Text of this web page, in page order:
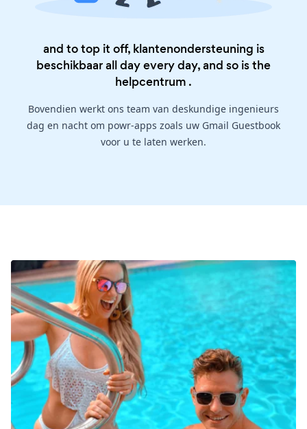
and to top it off, klantenondersteuning is
beschikbaar all day every day, and so is the
helpcentrum .
Bovendien werkt ons team van deskundige ingenieurs
dag en nacht om powr-apps zoals uw Gmail Guestbook
voor u te laten werken.